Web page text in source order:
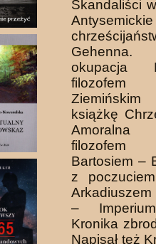
Skandaliści
Antysemickie
Gehenna.
okupacja
filozofem
Ziemińskim
książkę
filozofem
Bartosiem –
z
–
Kronika
Napisał też